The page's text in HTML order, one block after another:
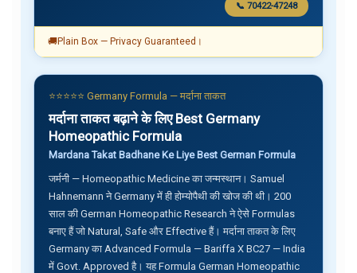
📞 70422-47248
🚚Plain Box — Privacy Guaranteed।
⭐⭐⭐⭐⭐ Germany Formula — मर्दाना ताकत
मर्दाना ताकत बढ़ाने के लिए Best Germany
Homeopathic Formula
Mardana Takat Badhane Ke Liye Best German Formula
जर्मनी — Homeopathic Medicine का जन्मस्थान। Samuel
Hahnemann ने Germany में ही होम्योपैथी की खोज की थी। 200
साल की German Homeopathic Research ने ऐसे Formulas
बनाए हैं जो Natural, Safe और Effective हैं। मर्दाना ताकत के लिए
Germany का Advanced Formula — Bariffa X BC27 — India
में Govt. Approved है। यह Formula German Homeopathic